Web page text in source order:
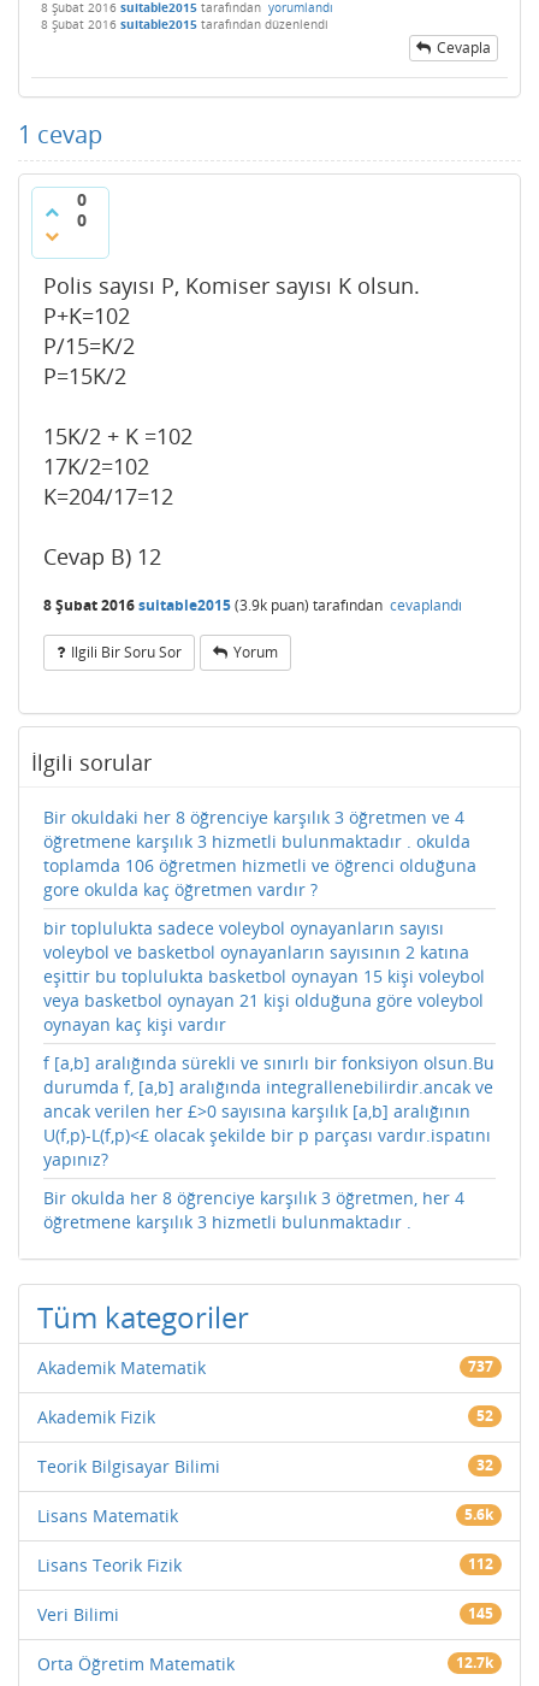
8 Şubat 2016 suitable2015 tarafından yorumlandı
8 Şubat 2016 suitable2015 tarafından düzenlendi
Cevapla
1 cevap
0
0
Polis sayısı P, Komiser sayısı K olsun.
P+K=102
P/15=K/2
P=15K/2
15K/2 + K =102
17K/2=102
K=204/17=12
Cevap B) 12
8 Şubat 2016suitable2015(3.9k puan) tarafından cevaplandı
Ilgili Bir Soru Sor Yorum
İlgili sorular
Bir okuldaki her 8 öğrenciye karşılık 3 öğretmen ve 4
öğretmene karşılık 3 hizmetli bulunmaktadır . okulda
toplamda 106 öğretmen hizmetli ve öğrenci olduğuna
gore okulda kaç öğretmen vardır ?
bir toplulukta sadece voleybol oynayanların sayısı
voleybol ve basketbol oynayanların sayısının 2 katına
eşittir bu toplulukta basketbol oynayan 15 kişi voleybol
veya basketbol oynayan 21 kişi olduğuna göre voleybol
oynayan kaç kişi vardır
f [a,b] aralığında sürekli ve sınırlı bir fonksiyon olsun.Bu
durumda f, [a,b] aralığında integrallenebilirdir.ancak ve
ancak verilen her £>0 sayısına karşılık [a,b] aralığının
U(f,p)-L(f,p)<£ olacak şekilde bir p parçası vardır.ispatını
yapınız?
Bir okulda her 8 öğrenciye karşılık 3 öğretmen, her 4
öğretmene karşılık 3 hizmetli bulunmaktadır .
Tüm kategoriler
Akademik Matematik 737
Akademik Fizik 52
Teorik Bilgisayar Bilimi 32
Lisans Matematik 5.6k
Lisans Teorik Fizik 112
Veri Bilimi 145
Orta Öğretim Matematik 12.7k